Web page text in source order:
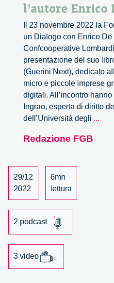
l’autore Enrico
Il 23 novembre 2022 la
un Dialogo con Enrico De
Confcooperative
presentazione del suo
(Guerini Next), dedicato
micro e piccole imprese
digitali. All’incontro
Ingrao, esperta di diritto
dell’Università degli ...
Redazione FGB
29/12
2022
6mn
lettura
2 podcast
3 video